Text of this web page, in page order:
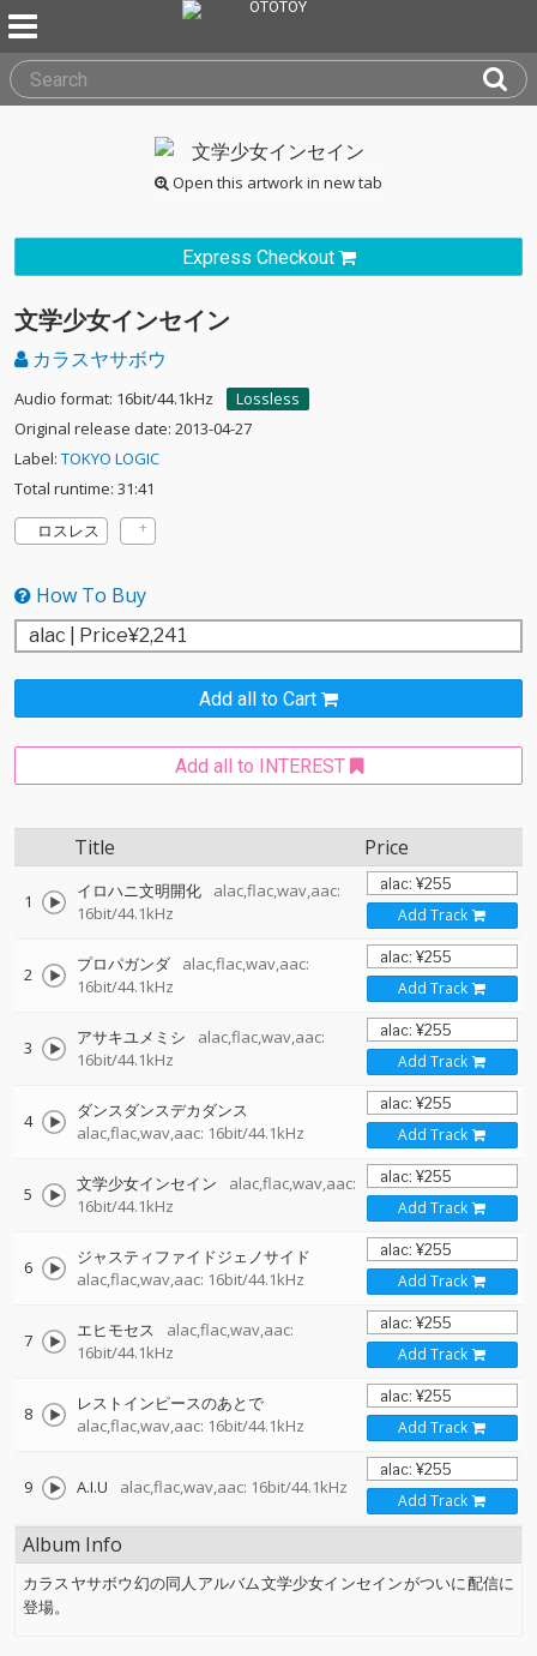
Open this artwork in new tab
Express Checkout
文学少女インセイン
カラスヤサボウ
Audio format: 16bit/44.1kHz
Lossless
Original release date: 2013-04-27
Label: TOKYO LOGIC
Total runtime: 31:41
ロスレス
How To Buy
Add all to Cart
Add all to INTEREST
Title Price
1 イロハニ文明開化
alac,flac,wav,aac:
16bit/44.1kHz
Add Track
2 プロパガンダ
alac,flac,wav,aac:
16bit/44.1kHz
Add Track
3 アサキユメミシ
alac,flac,wav,aac:
16bit/44.1kHz
Add Track
4
ダンスダンスデカダンス
alac,flac,wav,aac: 16bit/44.1kHz
Add Track
5 文学少女インセイン
alac,flac,wav,aac:
16bit/44.1kHz
Add Track
6
ジャスティファイドジェノサイド
alac,flac,wav,aac: 16bit/44.1kHz
Add Track
7 エヒモセス
alac,flac,wav,aac:
16bit/44.1kHz
Add Track
8
レストインピースのあとで
alac,flac,wav,aac: 16bit/44.1kHz
Add Track
9 A.I.U alac,flac,wav,aac: 16bit/44.1kHz
Add Track
Album Info
カラスヤサボウ幻の同人アルバム文学少女インセインがついに配信に
登場。